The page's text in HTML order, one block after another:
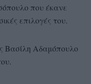
που έκανε
επιλογές του.
Βασίλη Αδαμόπουλο